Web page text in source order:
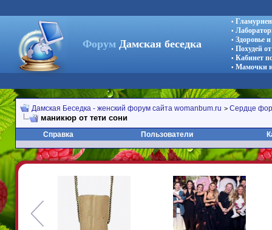
Форум Дамская беседка
•
•
• Здоровье
• Похудей
• Кабинет
• Мамочки
Дамская Беседка - женский форум сайта womanbum.ru > Сердце
маникюр от тети сони
Справка Пользователи